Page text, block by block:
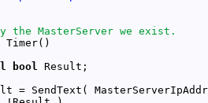
bool